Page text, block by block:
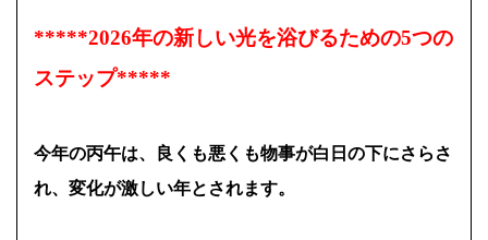
*****2026年の新しい光を浴びるための5つの
ステップ*****
今年の丙午は、良くも悪くも物事が白日の下にさらさ
れ、変化が激しい年とされます。